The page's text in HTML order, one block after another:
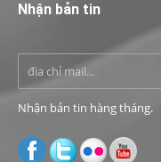
Nhận bản tin
Nhận bản tin hàng tháng.